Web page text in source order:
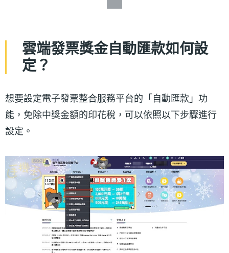
雲端發票獎金自動匯款如何設
定？
想要設定電子發票整合服務平台的「自動匯款」功
能，免除中獎金額的印花稅，可以依照以下步驟進行
設定。